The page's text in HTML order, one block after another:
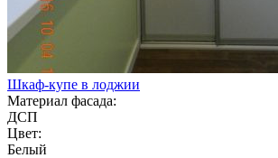
Шкаф-купе в лоджии
Материал фасада:
ДСП
Цвет:
Белый